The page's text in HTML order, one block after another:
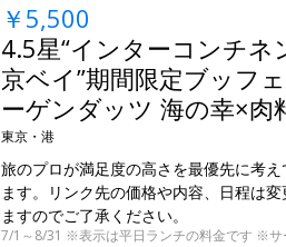
￥5,500
4.5星“インターコンチネ
京ベイ”期間限定ブッフ
ーゲンダッツ 海の幸×肉
東京・港
旅のプロが満足度の高さを最優先に考
ます。リンク先の価格や内容、日程は
ますのでご了承ください。
7/1～8/31 ※表示は平日ランチの料金です ※サ